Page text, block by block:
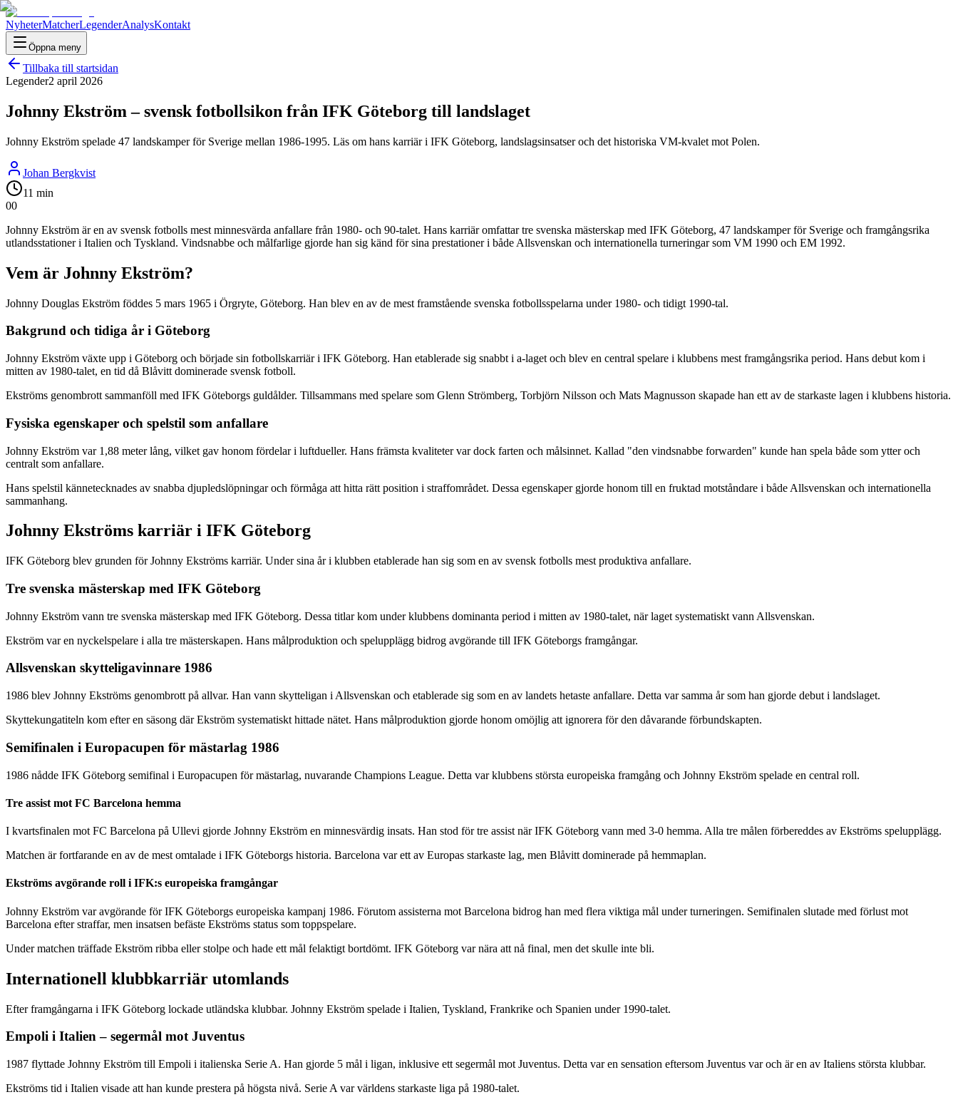
NyheterMatcherLegenderAnalysKontakt
Öppna meny
Tillbaka till startsidan
Legender2 april 2026
Johnny Ekström – svensk fotbollsikon från IFK Göteborg till landslaget
Johnny Ekström spelade 47 landskamper för Sverige mellan 1986-1995. Läs om hans karriär i IFK Göteborg, landslagsinsatser och det historiska VM-kvalet mot Polen.
Johan Bergkvist
11 min
00
Johnny Ekström är en av svensk fotbolls mest minnesvärda anfallare från 1980- och 90-talet. Hans karriär omfattar tre svenska mästerskap med IFK Göteborg, 47 landskamper för Sverige och framgångsrika
utlandsstationer i Italien och Tyskland. Vindsnabbe och målfarlige gjorde han sig känd för sina prestationer i både Allsvenskan och internationella turneringar som VM 1990 och EM 1992.
Vem är Johnny Ekström?
Johnny Douglas Ekström föddes 5 mars 1965 i Örgryte, Göteborg. Han blev en av de mest framstående svenska fotbollsspelarna under 1980- och tidigt 1990-tal.
Bakgrund och tidiga år i Göteborg
Johnny Ekström växte upp i Göteborg och började sin fotbollskarriär i IFK Göteborg. Han etablerade sig snabbt i a-laget och blev en central spelare i klubbens mest framgångsrika period. Hans debut kom i
mitten av 1980-talet, en tid då Blåvitt dominerade svensk fotboll.
Ekströms genombrott sammanföll med IFK Göteborgs guldålder. Tillsammans med spelare som Glenn Strömberg, Torbjörn Nilsson och Mats Magnusson skapade han ett av de starkaste lagen i klubbens historia.
Fysiska egenskaper och spelstil som anfallare
Johnny Ekström var 1,88 meter lång, vilket gav honom fördelar i luftdueller. Hans främsta kvaliteter var dock farten och målsinnet. Kallad "den vindsnabbe forwarden" kunde han spela både som ytter och
centralt som anfallare.
Hans spelstil kännetecknades av snabba djupledslöpningar och förmåga att hitta rätt position i straffområdet. Dessa egenskaper gjorde honom till en fruktad motståndare i både Allsvenskan och internationella
sammanhang.
Johnny Ekströms karriär i IFK Göteborg
IFK Göteborg blev grunden för Johnny Ekströms karriär. Under sina år i klubben etablerade han sig som en av svensk fotbolls mest produktiva anfallare.
Tre svenska mästerskap med IFK Göteborg
Johnny Ekström vann tre svenska mästerskap med IFK Göteborg. Dessa titlar kom under klubbens dominanta period i mitten av 1980-talet, när laget systematiskt vann Allsvenskan.
Ekström var en nyckelspelare i alla tre mästerskapen. Hans målproduktion och spelupplägg bidrog avgörande till IFK Göteborgs framgångar.
Allsvenskan skytteligavinnare 1986
1986 blev Johnny Ekströms genombrott på allvar. Han vann skytteligan i Allsvenskan och etablerade sig som en av landets hetaste anfallare. Detta var samma år som han gjorde debut i landslaget.
Skyttekungatiteln kom efter en säsong där Ekström systematiskt hittade nätet. Hans målproduktion gjorde honom omöjlig att ignorera för den dåvarande förbundskapten.
Semifinalen i Europacupen för mästarlag 1986
1986 nådde IFK Göteborg semifinal i Europacupen för mästarlag, nuvarande Champions League. Detta var klubbens största europeiska framgång och Johnny Ekström spelade en central roll.
Tre assist mot FC Barcelona hemma
I kvartsfinalen mot FC Barcelona på Ullevi gjorde Johnny Ekström en minnesvärdig insats. Han stod för tre assist när IFK Göteborg vann med 3-0 hemma. Alla tre målen förbereddes av Ekströms spelupplägg.
Matchen är fortfarande en av de mest omtalade i IFK Göteborgs historia. Barcelona var ett av Europas starkaste lag, men Blåvitt dominerade på hemmaplan.
Ekströms avgörande roll i IFK:s europeiska framgångar
Johnny Ekström var avgörande för IFK Göteborgs europeiska kampanj 1986. Förutom assisterna mot Barcelona bidrog han med flera viktiga mål under turneringen. Semifinalen slutade med förlust mot
Barcelona efter straffar, men insatsen befäste Ekströms status som toppspelare.
Under matchen träffade Ekström ribba eller stolpe och hade ett mål felaktigt bortdömt. IFK Göteborg var nära att nå final, men det skulle inte bli.
Internationell klubbkarriär utomlands
Efter framgångarna i IFK Göteborg lockade utländska klubbar. Johnny Ekström spelade i Italien, Tyskland, Frankrike och Spanien under 1990-talet.
Empoli i Italien – segermål mot Juventus
1987 flyttade Johnny Ekström till Empoli i italienska Serie A. Han gjorde 5 mål i ligan, inklusive ett segermål mot Juventus. Detta var en sensation eftersom Juventus var och är en av Italiens största klubbar.
Ekströms tid i Italien visade att han kunde prestera på högsta nivå. Serie A var världens starkaste liga på 1980-talet.